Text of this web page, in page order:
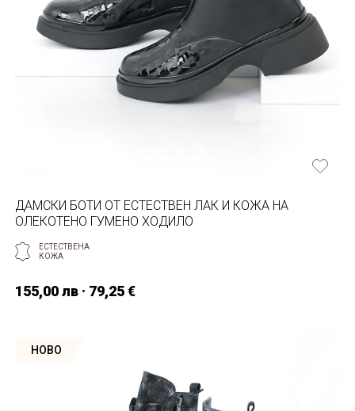
ДАМСКИ БОТИ ОТ ЕСТЕСТВЕН ЛАК И КОЖА НА
ОЛЕКОТЕНО ГУМЕНО ХОДИЛО
ЕСТЕСТВЕНА
КОЖА
155,00 лв · 79,25 €
НОВО